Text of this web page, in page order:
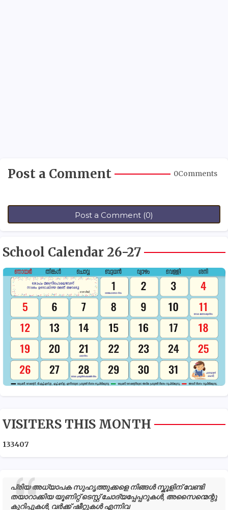
Post a Comment 0Comments
Post a Comment (0)
School Calendar 26-27
VISITERS THIS MONTH
133407
പ്രിയ അധ്യാപക സുഹൃത്തുക്കളെ നിങ്ങൾ സ്കൂളിന് വേണ്ടി
തയാറാക്കിയ യൂണിറ്റ് ടെസ്റ്റ് ചോദ്യപ്പേപ്പറുകൾ, അസൈന്മെന്റു
കുറിപ്പുകൾ, വർക്ക് ഷീറ്റുകൾ എന്നിവ